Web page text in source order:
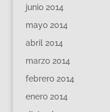
junio 2014
mayo 2014
abril 2014
marzo 2014
febrero 2014
enero 2014